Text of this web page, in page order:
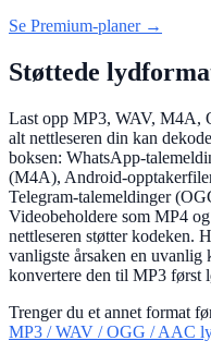
Se Premium-planer →
Støttede
Last opp MP3, WAV,
alt nettleseren din kan
boksen: WhatsApp-
(M4A), Android-
Telegram-talemeldinger
Videobeholdere som MP4
nettleseren støtter kodeken.
vanligste årsaken en
konvertere den til MP3 først
Trenger du et annet format
MP3 / WAV / OGG / AAC